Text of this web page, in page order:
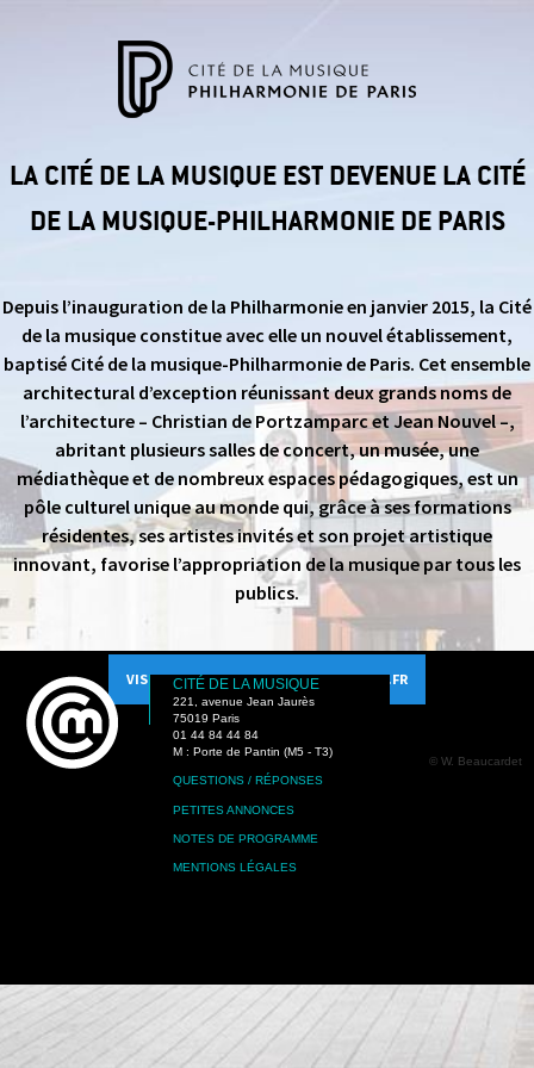
LA CITÉ DE LA MUSIQUE EST DEVENUE LA CITÉ
DE LA MUSIQUE-PHILHARMONIE DE PARIS
Depuis l’inauguration de la Philharmonie en janvier 2015, la Cité
de la musique constitue avec elle un nouvel établissement,
baptisé Cité de la musique-Philharmonie de Paris. Cet ensemble
architectural d’exception réunissant deux grands noms de
l’architecture – Christian de Portzamparc et Jean Nouvel –,
abritant plusieurs salles de concert, un musée, une
médiathèque et de nombreux espaces pédagogiques, est un
pôle culturel unique au monde qui, grâce à ses formations
résidentes, ses artistes invités et son projet artistique
innovant, favorise l’appropriation de la musique par tous les
publics.
VISITER LE SITE PHILHARMONIEDEPARIS.FR
© W. Beaucardet
CITÉ DE LA MUSIQUE
221, avenue Jean Jaurès
75019 Paris
01 44 84 44 84
M : Porte de Pantin (M5 - T3)
QUESTIONS / RÉPONSES
PETITES ANNONCES
NOTES DE PROGRAMME
MENTIONS LÉGALES